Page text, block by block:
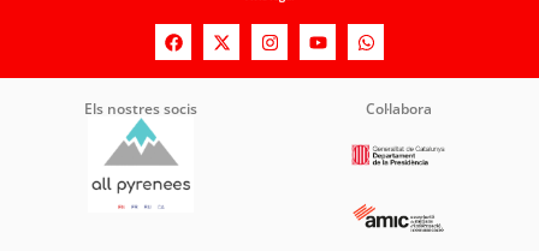
Els nostres socis Col·labora